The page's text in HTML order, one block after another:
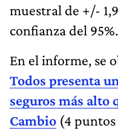
muestral de +/-
confianza del 95%.
En el informe, se
Todos presenta
seguros más alto
Cambio (4